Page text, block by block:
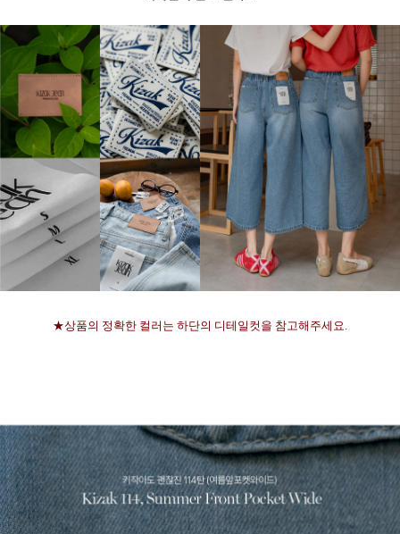
★상품의 정확한 컬러는 하단의 디테일컷을 참고해주세요.